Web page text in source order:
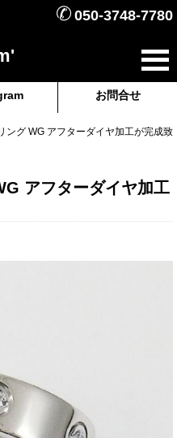
✆ 050-3748-7780
お問合せ
ング WG アフターダイヤ加工が完成致
アフターダイヤ加工